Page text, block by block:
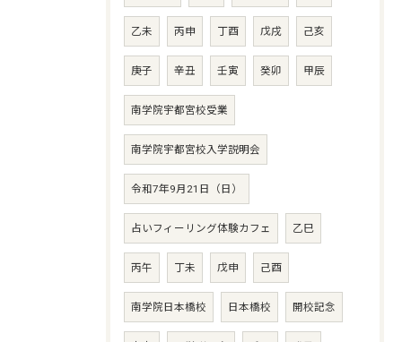
乙未 丙申 丁酉 戊戌 己亥
庚子 辛丑 壬寅 癸卯 甲辰
南学院宇都宮校受業
南学院宇都宮校入学説明会
令和7年9月21日（日）
占いフィーリング体験カフェ 乙巳
丙午 丁未 戊申 己酉
南学院日本橋校 日本橋校 開校記念